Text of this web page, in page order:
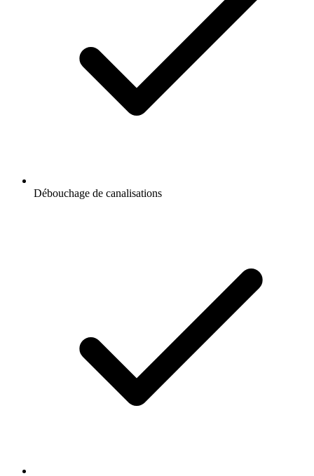
Débouchage de canalisations